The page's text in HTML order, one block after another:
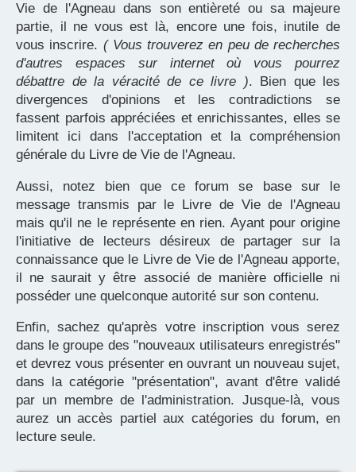
Vie de l'Agneau dans son entièreté ou sa majeure
partie, il ne vous est là, encore une fois, inutile de
vous inscrire. ( Vous trouverez en peu de recherches
d'autres espaces sur internet où vous pourrez
débattre de la véracité de ce livre ). Bien que les
divergences d'opinions et les contradictions se
fassent parfois appréciées et enrichissantes, elles se
limitent ici dans l'acceptation et la compréhension
générale du Livre de Vie de l'Agneau.
Aussi, notez bien que ce forum se base sur le
message transmis par le Livre de Vie de l'Agneau
mais qu'il ne le représente en rien. Ayant pour origine
l'initiative de lecteurs désireux de partager sur la
connaissance que le Livre de Vie de l'Agneau apporte,
il ne saurait y être associé de manière officielle ni
posséder une quelconque autorité sur son contenu.
Enfin, sachez qu'après votre inscription vous serez
dans le groupe des "nouveaux utilisateurs enregistrés"
et devrez vous présenter en ouvrant un nouveau sujet,
dans la catégorie "présentation", avant d'être validé
par un membre de l'administration. Jusque-là, vous
aurez un accès partiel aux catégories du forum, en
lecture seule.